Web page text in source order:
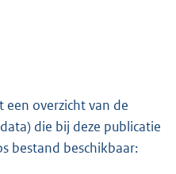
een overzicht van de
die bij deze publicatie
bestand beschikbaar: